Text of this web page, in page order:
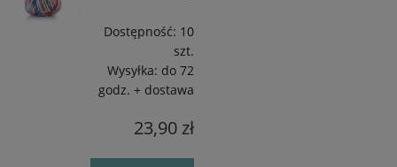
Dostępność: 10
szt.
Wysyłka: do 72
godz. + dostawa
23,90 zł